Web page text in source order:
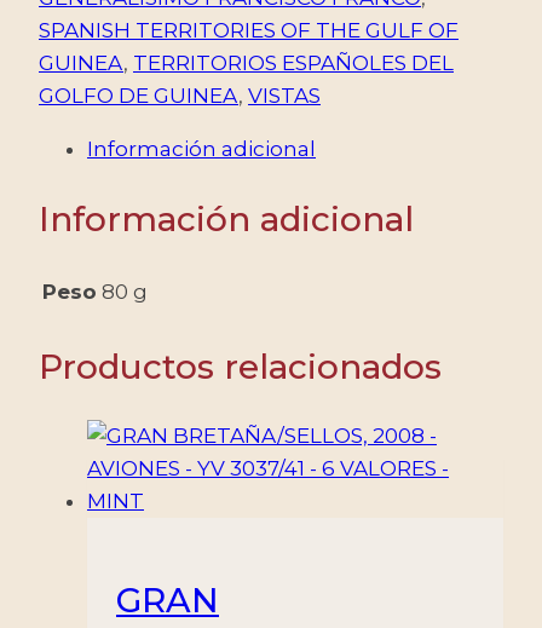
1951
-
VISTAS
GENERALISIMO
FRANCO
YV
+
SPANISH TERRITORIES OF THE GULF OF
GUINEA, TERRITORIOS ESPAÑOLES DEL
GOLFO DE GUINEA, VISTAS
Información adicional
Información adicional
Peso 80 g
Productos relacionados
GRAN